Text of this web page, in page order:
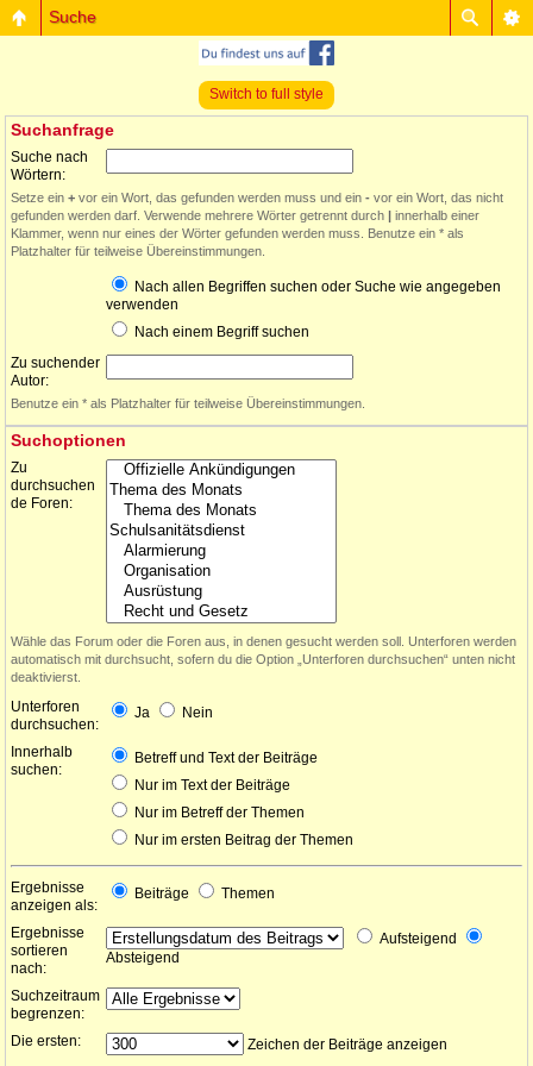
Suche
Switch to full style
Suchanfrage
Suche nach
Wörtern:
Setze ein + vor ein Wort, das gefunden werden muss und ein - vor ein Wort, das nicht
gefunden werden darf. Verwende mehrere Wörter getrennt durch | innerhalb einer
Klammer, wenn nur eines der Wörter gefunden werden muss. Benutze ein * als
Platzhalter für teilweise Übereinstimmungen.
Nach allen Begriffen suchen oder Suche wie angegeben
verwenden
Nach einem Begriff suchen
Zu suchender
Autor:
Benutze ein * als Platzhalter für teilweise Übereinstimmungen.
Suchoptionen
Zu
durchsuchen
de Foren:
Wähle das Forum oder die Foren aus, in denen gesucht werden soll. Unterforen werden
automatisch mit durchsucht, sofern du die Option „Unterforen durchsuchen“ unten nicht
deaktivierst.
Unterforen
durchsuchen:
Ja Nein
Innerhalb
suchen:
Betreff und Text der Beiträge
Nur im Text der Beiträge
Nur im Betreff der Themen
Nur im ersten Beitrag der Themen
Ergebnisse
anzeigen als:
Beiträge Themen
Ergebnisse
sortieren
nach:
Aufsteigend
Absteigend
Suchzeitraum
begrenzen:
Die ersten:
Zeichen der Beiträge anzeigen